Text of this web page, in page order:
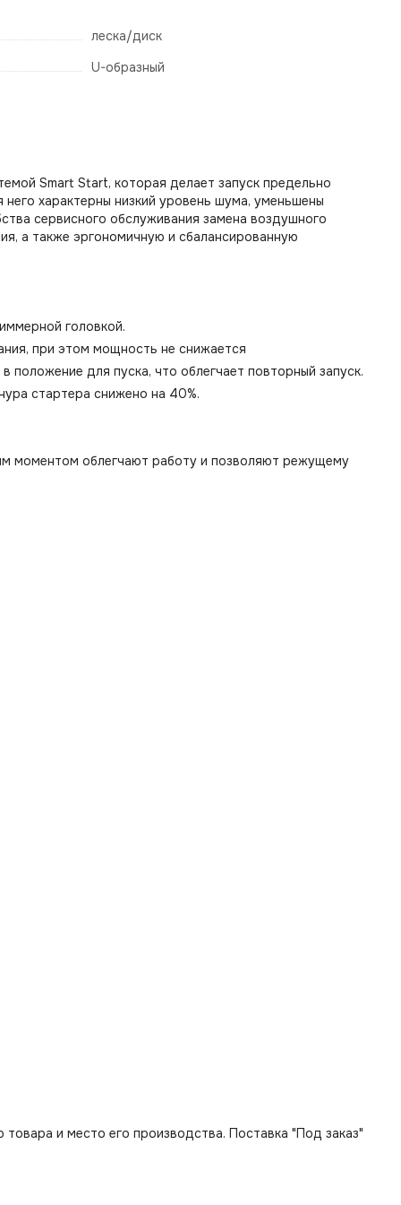
леска/диск
U-образный
Smart Start, которая делает запуск предельно
характерны низкий уровень шума, уменьшены
сервисного обслуживания замена воздушного
а также эргономичную и сбалансированную
головкой.
при этом мощность не снижается
для пуска, что облегчает повторный запуск.
стартера снижено на 40%.
моментом облегчают работу и позволяют режущему
и место его производства. Поставка "Под заказ"